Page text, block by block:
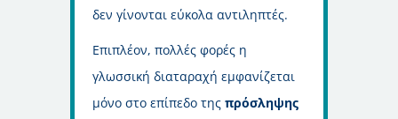
δεν γίνονται εύκολα αντιληπτές.
Επιπλέον, πολλές φορές η
γλωσσική διαταραχή εμφανίζεται
μόνο στο επίπεδο της πρόσληψης